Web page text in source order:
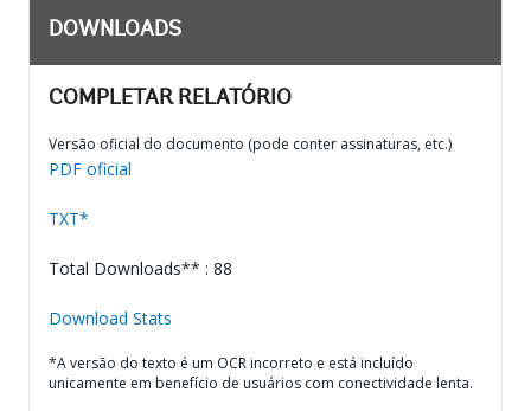
DOWNLOADS
COMPLETAR RELATÓRIO
Versão oficial do documento (pode conter assinaturas, etc.)
PDF oficial
TXT*
Total Downloads** : 88
Download Stats
*A versão do texto é um OCR incorreto e está incluído
unicamente em benefício de usuários com conectividade lenta.